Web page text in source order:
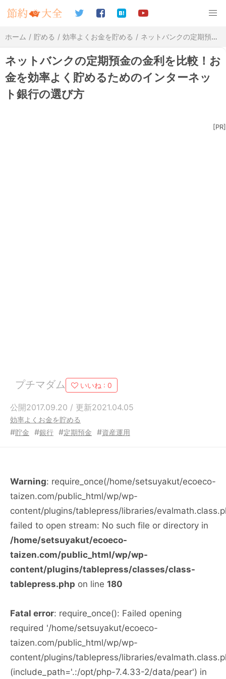
ホーム 貯める 効率よくお金を貯める ネットバンクの定期預金の金利を比較！お金を効率よく貯めるためのインターネット銀行の選び方
ネットバンクの定期預金の金利を比較！お
金を効率よく貯めるためのインターネッ
ト銀行の選び方
[PR]
プチマダム いいね : 0
公開2017.09.20 / 更新2021.04.05
効率よくお金を貯める
#貯金 #銀行 #定期預金 #資産運用
Warning: require_once(/home/setsuyakut/ecoeco-
taizen.com/public_html/wp/wp-
content/plugins/tablepress/libraries/
failed to open stream: No such file or directory in
/home/setsuyakut/ecoeco-
taizen.com/public_html/wp/wp-
content/plugins/tablepress/classes/class-
tablepress.php on line 180
Fatal error: require_once(): Failed opening
required '/home/setsuyakut/ecoeco-
taizen.com/public_html/wp/wp-
content/plugins/tablepress/libraries/
(include_path='.:/opt/php-7.4.33-2/data/pear') in